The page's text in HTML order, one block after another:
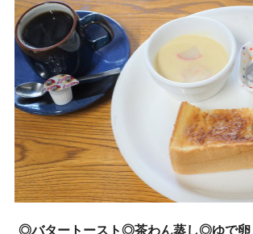
◎バタートースト◎茶わん蒸し◎ゆで